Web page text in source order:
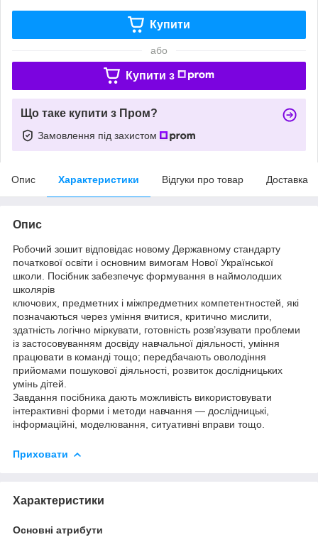
Купити
або
Купити з
Що таке купити з Пром?
Замовлення під захистом
Опис Характеристики Відгуки про товар Доставка
Опис
Робочий зошит відповідає новому Державному стандарту
початкової освіти і основним вимогам Нової Української
школи. Посібник забезпечує формування в наймолодших
школярів
ключових, предметних і міжпредметних компетентностей, які
позначаються через уміння вчитися, критично мислити,
здатність логічно міркувати, готовність розв’язувати проблеми
із застосовуванням досвіду навчальної діяльності, уміння
працювати в команді тощо; передбачають оволодіння
прийомами пошукової діяльності, розвиток дослідницьких
умінь дітей.
Завдання посібника дають можливість використовувати
інтерактивні форми і методи навчання — дослідницькі,
інформаційні, моделювання, ситуативні вправи тощо.
Приховати
Характеристики
Основні атрибути